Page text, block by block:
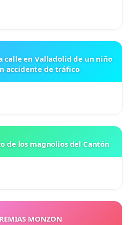
calle en Valladolid de un niño
accidente de tráfico
de los magnolios del Cantón
MONZON